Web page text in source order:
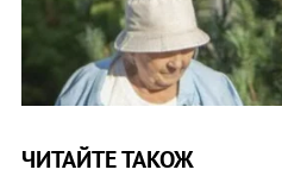
ЧИТАЙТЕ ТАКОЖ